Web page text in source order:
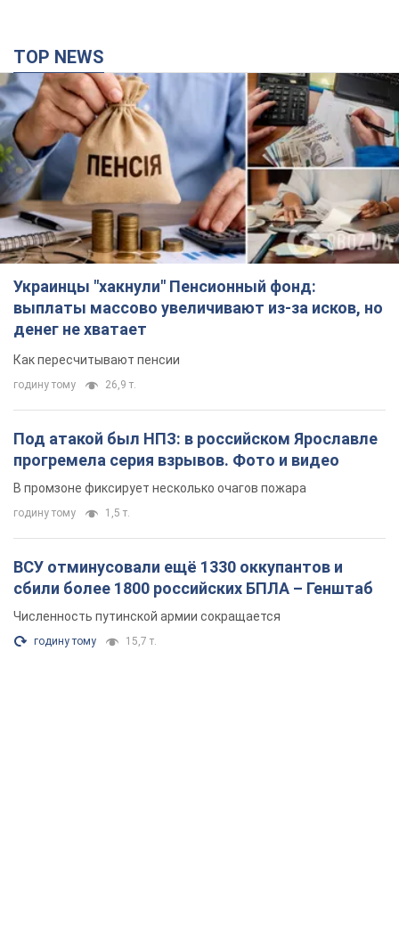
выплаты массово увеличивают из-за исков, но
денег не хватает
Как пересчитывают пенсии
годину тому 26,9 т.
Под атакой был НПЗ: в российском Ярославле
прогремела серия взрывов. Фото и видео
В промзоне фиксирует несколько очагов пожара
годину тому 1,5 т.
ВСУ отминусовали ещё 1330 оккупантов и
сбили более 1800 российских БПЛА – Генштаб
Численность путинской армии сокращается
годину тому 15,7 т.